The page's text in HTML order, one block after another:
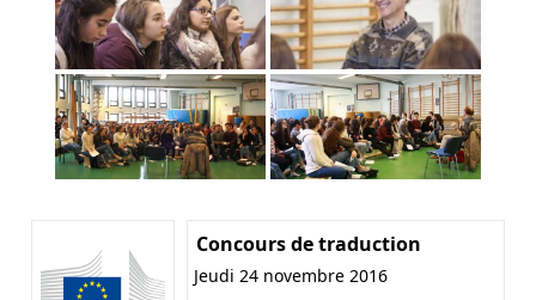
Concours de traduction
Jeudi 24 novembre 2016